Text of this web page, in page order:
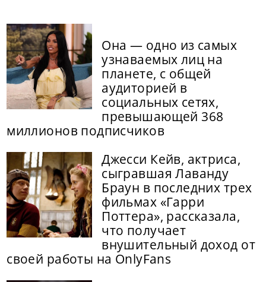
Она — одно из самых
узнаваемых лиц на
планете, с общей
аудиторией в
социальных сетях,
превышающей 368
миллионов подписчиков
Джесси Кейв, актриса,
сыгравшая Лаванду
Браун в последних трех
фильмах «Гарри
Поттера», рассказала,
что получает
внушительный доход от
своей работы на OnlyFans